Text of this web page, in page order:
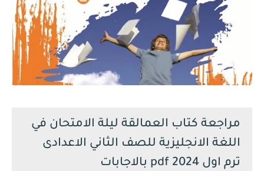
مراجعة كتاب العمالقة ليلة الامتحان في
اللغة الانجليزية للصف الثاني الاعدادى
ترم اول 2024 pdf بالاجابات